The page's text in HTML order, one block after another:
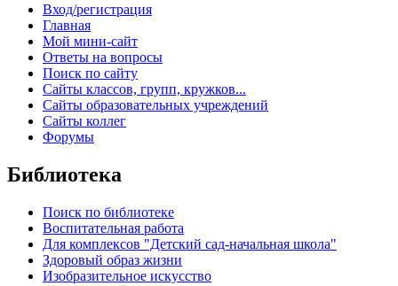
Вход/регистрация
Главная
Мой мини-сайт
Ответы на вопросы
Поиск по сайту
Сайты классов, групп, кружков...
Сайты образовательных учреждений
Сайты коллег
Форумы
Библиотека
Поиск по библиотеке
Воспитательная работа
Для комплексов "Детский сад-начальная школа"
Здоровый образ жизни
Изобразительное искусство